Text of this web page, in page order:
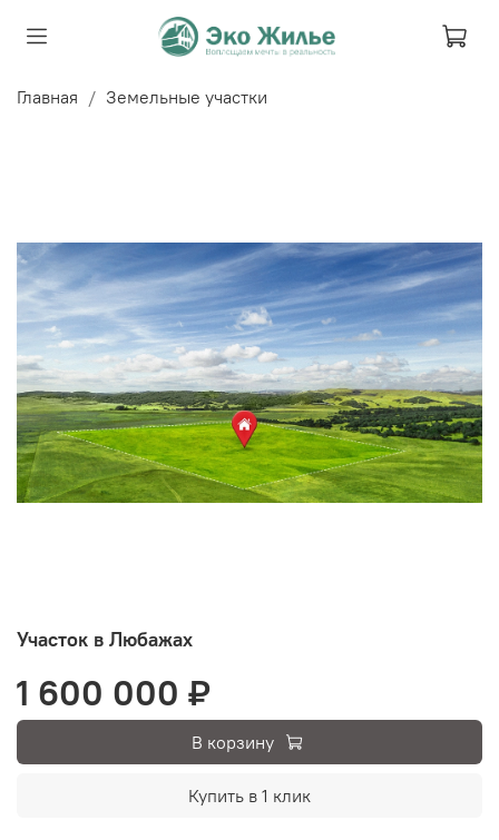
Главная Земельные участки
Участок в Любажах
1 600 000 ₽
В корзину
Купить в 1 клик